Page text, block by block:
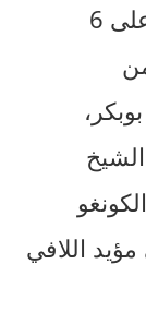
هذا وبات الوداد الرياضي ستوفر على 6
اللافي